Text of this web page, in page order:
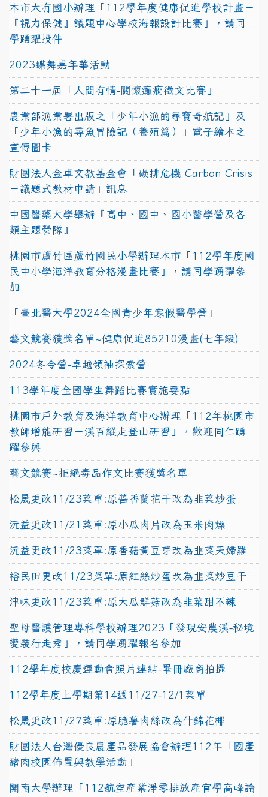
本市大有國小辦理「112學年度健康促進學校計畫－
『視力保健』議題中心學校海報設計比賽」，請同
學踴躍投件
2023蝶舞嘉年華活動
第二十一屆「人間有情-關懷癲癇徵文比賽」
農業部漁業署出版之「少年小漁的尋寶奇航記」及
「少年小漁的尋魚冒險記（養殖篇）」電子繪本之
宣傳圖卡
財團法人金車文教基金會「碳排危機 Carbon Crisis
－議題式教材申請」訊息
中國醫藥大學舉辦『高中、國中、國小醫學營及各
類主題營隊』
桃園市蘆竹區蘆竹國民小學辦理本市「112學年度國
民中小學海洋教育分格漫畫比賽」，請同學踴躍參
加
「臺北醫大學2024全國青少年寒假醫學營」
藝文競賽獲獎名單~健康促進85210漫畫(七年級)
2024冬令營-卓越領袖探索營
113學年度全國學生舞蹈比賽實施要點
桃園市戶外教育及海洋教育中心辦理「112年桃園市
教師增能研習－溪百縱走登山研習」，歡迎同仁踴
躍參與
藝文競賽~拒絕毒品作文比賽獲獎名單
松晟更改11/23菜單:原醬香蘭花干改為韭菜炒蛋
沅益更改11/21菜單:原小瓜肉片改為玉米肉燥
沅益更改11/23菜單:原香菇黃豆芽改為韭菜天婦羅
裕民田更改11/23菜單:原紅絲炒蛋改為韭菜炒豆干
津味更改11/23菜單:原大瓜鮮菇改為韭菜甜不辣
聖母醫護管理專科學校辦理2023「發現安農溪-秘境
變裝行走秀」，請同學踴躍報名參加
112學年度校慶運動會照片連結-畢冊廠商拍攝
112學年度上學期第14週11/27-12/1菜單
松晟更改11/27菜單:原脆薯肉絲改為什錦花椰
財團法人台灣優良農產品發展協會辦理112年「國產
豬肉校園佈置與教學活動」
開南大學辦理「112航空產業淨零排放產官學高峰論